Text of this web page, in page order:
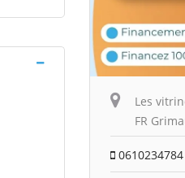
Les
FR
0610234784